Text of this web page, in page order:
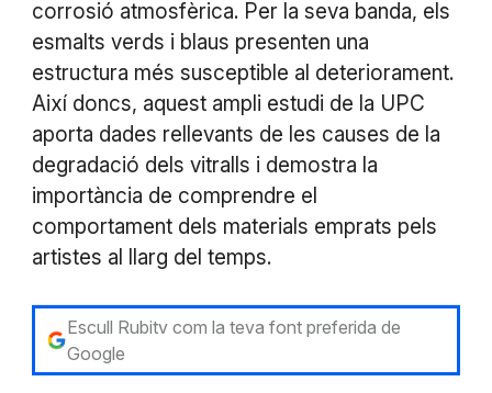
corrosió atmosfèrica. Per la seva banda, els
esmalts verds i blaus presenten una
estructura més susceptible al deteriorament.
Així doncs, aquest ampli estudi de la UPC
aporta dades rellevants de les causes de la
degradació dels vitralls i demostra la
importància de comprendre el
comportament dels materials emprats pels
artistes al llarg del temps.
Escull Rubitv com la teva font preferida de
Google